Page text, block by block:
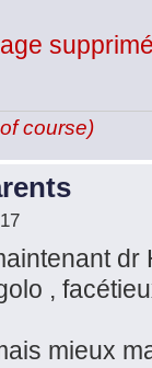
course)
,
mieux